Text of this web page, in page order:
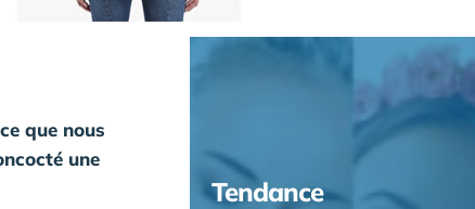
que nous
une
Tendance